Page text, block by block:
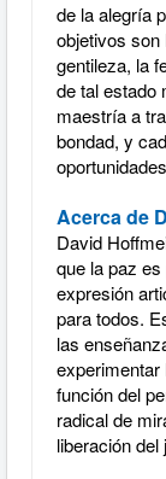
de la alegría
objetivos son
gentileza, la
de tal estado
maestría a
bondad, y
Acerca de
David
que la paz
expresión
para todos.
las
experimentar
función del
radical de
liberación